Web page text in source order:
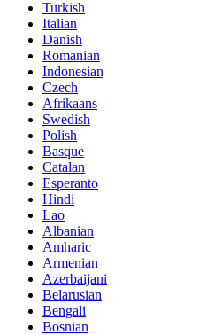
Turkish
Italian
Danish
Romanian
Indonesian
Czech
Afrikaans
Swedish
Polish
Basque
Catalan
Esperanto
Hindi
Lao
Albanian
Amharic
Armenian
Azerbaijani
Belarusian
Bengali
Bosnian